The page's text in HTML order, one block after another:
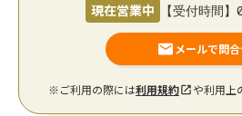
現在営業中 【受付時間
メールで問
※ご利用の際には利用規約 や利用上